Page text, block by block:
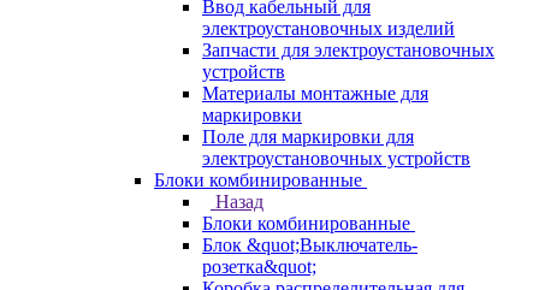
Ввод кабельный для
электроустановочных изделий
Запчасти для электроустановочных
устройств
Материалы монтажные для
маркировки
Поле для маркировки для
электроустановочных устройств
Блоки комбинированные
Назад
Блоки комбинированные
Блок &quot;Выключатель-
розетка&quot;